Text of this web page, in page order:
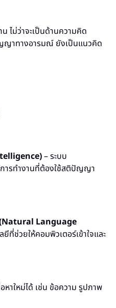
ไม่ว่าจะเป็นด้านความคิด
ญาทางอารมณ์ ยังเป็นแนวคิด
– ระบบ
ารทำงานที่ต้องใช้สติปัญญา
(Natural Language
ยีที่ช่วยให้คอมพิวเตอร์เข้าใจและ
หาใหม่ได้ เช่น ข้อความ รูปภาพ